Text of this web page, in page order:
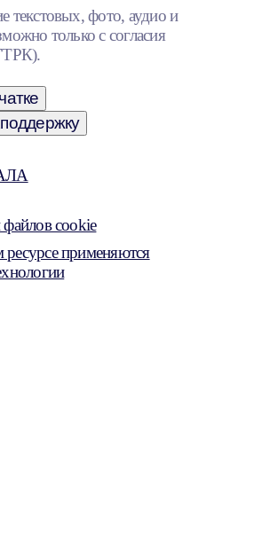
текстовых, фото, аудио и
только с согласия
cookie
применяются